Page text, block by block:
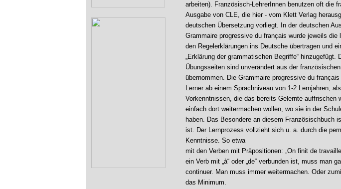
arbeiten). Französisch-LehrerInnen benutzen oft die
Ausgabe von CLE, die hier - vom Klett Verlag
deutschen Übersetzung vorliegt. In der deutschen
Grammaire progressive du français wurde jeweils die
den Regelerklärungen ins Deutsche übertragen und
„Erklärung der grammatischen Begriffe“ hinzugefügt.
Übungsseiten sind unverändert aus der
übernommen. Die Grammaire progressive du
Lerner ab einem Sprachniveau von 1-2 Lernjahren,
Vorkenntnissen, die das bereits Gelernte auffrischen
einfach dort weitermachen wollen, wo sie in der
haben. Das Besondere an diesem Französischbuch
ist. Der Lernprozess vollzieht sich u. a. durch die
Kenntnisse. So etwa
mit den Verben mit Präpositionen: „On finit de
ein Verb mit „à“ oder „de“ verbunden ist, muss man
continuer. Man muss immer weitermachen. Oder
das Minimum.